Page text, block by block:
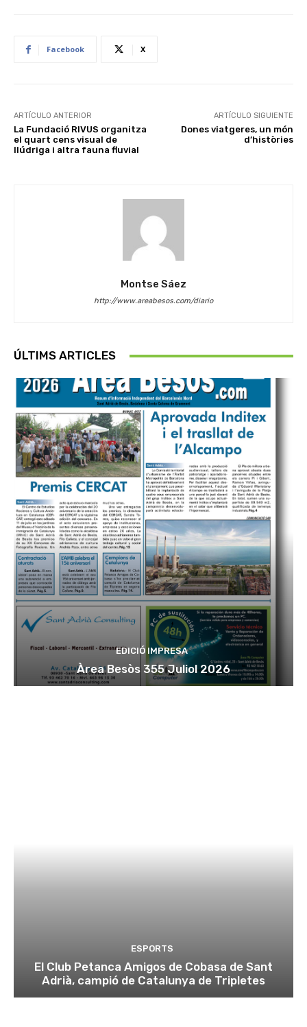
Facebook X
ARTÍCULO ANTERIOR
La Fundació RIVUS organitza
el quart cens visual de
llúdriga i altra fauna fluvial
ARTÍCULO SIGUIENTE
Dones viatgeres, un món
d’històries
Montse Sáez
http://www.areabesos.com/diario
ÚLTIMS ARTICLES
EDICIÓ IMPRESA
Àrea Besòs 355 Juliol 2026
ESPORTS
El Club Petanca Amigos de Cobasa de Sant
Adrià, campió de Catalunya de Tripletes